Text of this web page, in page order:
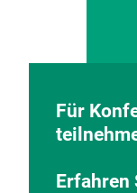
Für
Erfahren